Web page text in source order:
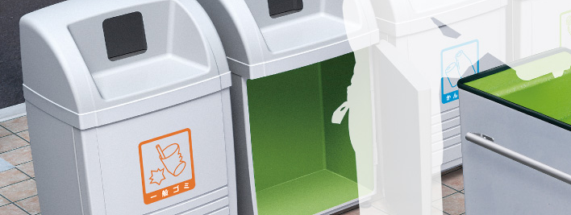
集積搬送カート
集積搬送コンテナ
施設用品
IoTソリューション(KIMS)